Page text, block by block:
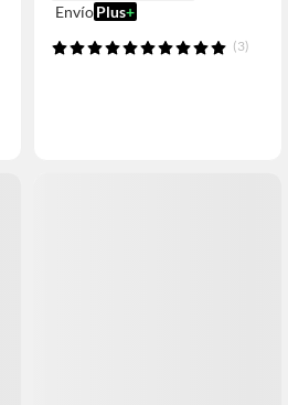
Envío Plus+
(3)